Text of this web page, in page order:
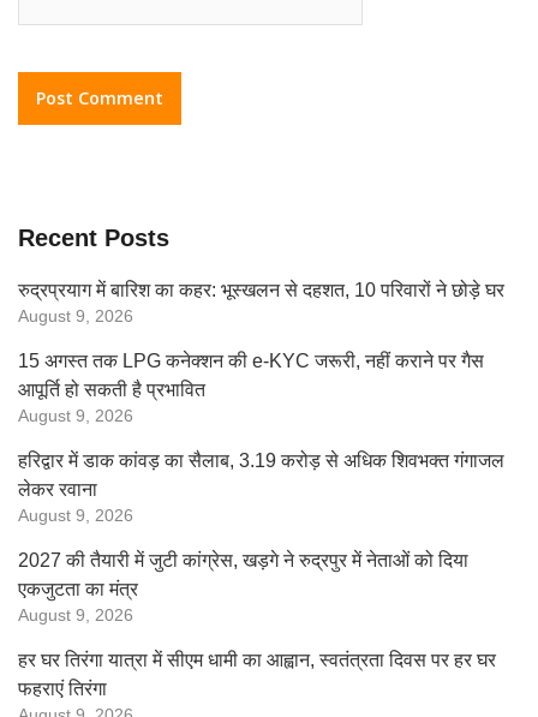
Recent Posts
रुद्रप्रयाग में बारिश का कहर: भूस्खलन से दहशत, 10 परिवारों ने छोड़े घर
August 9, 2026
15 अगस्त तक LPG कनेक्शन की e-KYC जरूरी, नहीं कराने पर गैस
आपूर्ति हो सकती है प्रभावित
August 9, 2026
हरिद्वार में डाक कांवड़ का सैलाब, 3.19 करोड़ से अधिक शिवभक्त गंगाजल
लेकर रवाना
August 9, 2026
2027 की तैयारी में जुटी कांग्रेस, खड़गे ने रुद्रपुर में नेताओं को दिया
एकजुटता का मंत्र
August 9, 2026
हर घर तिरंगा यात्रा में सीएम धामी का आह्वान, स्वतंत्रता दिवस पर हर घर
फहराएं तिरंगा